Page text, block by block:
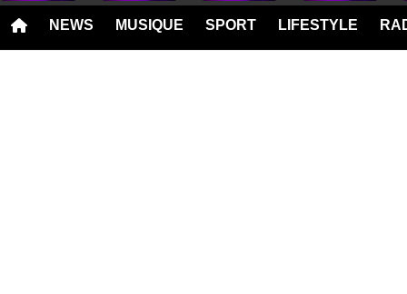
NEWS MUSIQUE SPORT LIFESTYLE